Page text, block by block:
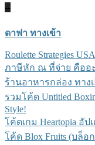
--
ดาฟา ทางเข้า
Roulette Strategies
ภาษีหัก ณ ที่จ่าย คืออ
ร้านอาหารกล่อง ทาง
รวมโค้ด Untitled
Style!
โค้ดเกม Heartopia อั
โค้ด Blox Fruits (บล็อ